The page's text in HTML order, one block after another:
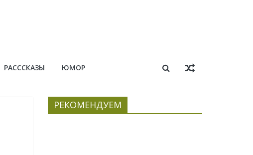
РАСССКАЗЫ ЮМОР
РЕКОМЕНДУЕМ